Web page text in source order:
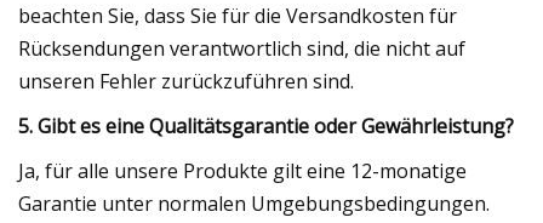
beachten Sie, dass Sie für die Versandkosten für
Rücksendungen verantwortlich sind, die nicht auf
unseren Fehler zurückzuführen sind.
5. Gibt es eine Qualitätsgarantie oder Gewährleistung?
Ja, für alle unsere Produkte gilt eine 12-monatige
Garantie unter normalen Umgebungsbedingungen.